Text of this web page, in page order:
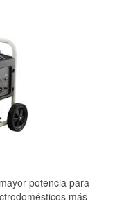
potencia para
más